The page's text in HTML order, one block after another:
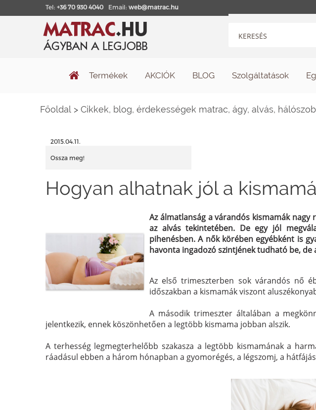
Tel: +36 70 930 4040 Email: web@matrac.hu
Termékek AKCIÓK BLOG Szolgáltatások
Főoldal > Cikkek, blog, érdekességek matrac, ágy, alvás,
2015.04.11.
Ossza meg!
Hogyan alhatnak jól a
Az álmatlanság a várandós kismamák
az alvás tekintetében. De egy jól
pihenésben. A nők körében egyébként is
havonta ingadozó szintjének tudható be,
Az első trimeszterben sok várandós nő
időszakban a kismamák viszont
A második trimeszter általában a
jelentkezik, ennek köszönhetően a legtöbb kismama jobban alszik.
A terhesség legmegterhelőbb szakasza a legtöbb kismamának a
ráadásul ebben a három hónapban a gyomorégés, a légszomj, a